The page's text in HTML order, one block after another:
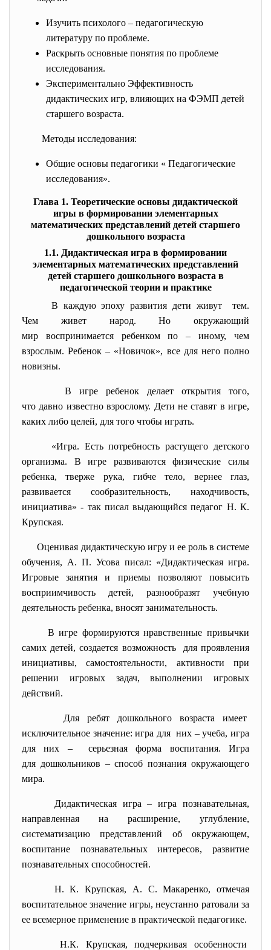
Изучить психолого – педагогическую
литературу по проблеме.
Раскрыть основные понятия по проблеме
исследования.
Экспериментально Эффективность
дидактических игр, влияющих на ФЭМП детей
старшего возраста.
Методы исследования:
Общие основы педагогики « Педагогические
исследования».
Глава 1. Теоретические основы дидактической
игры в формировании элементарных
математических представлений детей старшего
дошкольного возраста
1.1. Дидактическая игра в формировании
элементарных математических представлений
детей старшего дошкольного возраста в
педагогической теории и практике
В каждую эпоху развития дети живут тем.
Чем живет народ. Но окружающий
мир воспринимается ребенком по – иному, чем
взрослым. Ребенок – «Новичок», все для него полно
новизны.
В игре ребенок делает открытия того,
что давно известно взрослому. Дети не ставят в игре,
каких либо целей, для того чтобы играть.
«Игра. Есть потребность растущего детского
организма. В игре развиваются физические силы
ребенка, тверже рука, гибче тело, вернее глаз,
развивается сообразительность, находчивость,
инициатива» - так писал выдающийся педагог Н. К.
Крупская.
Оценивая дидактическую игру и ее роль в системе
обучения, А. П. Усова писал: «Дидактическая игра.
Игровые занятия и приемы позволяют повысить
восприимчивость детей, разнообразят учебную
деятельность ребенка, вносят занимательность.
В игре формируются нравственные привычки
самих детей, создается возможность для проявления
инициативы, самостоятельности, активности при
решении игровых задач, выполнении игровых
действий.
Для ребят дошкольного возраста имеет
исключительное значение: игра для них – учеба, игра
для них – серьезная форма воспитания. Игра
для дошкольников – способ познания окружающего
мира.
Дидактическая игра – игра познавательная,
направленная на расширение, углубление,
систематизацию представлений об окружающем,
воспитание познавательных интересов, развитие
познавательных способностей.
Н. К. Крупская, А. С. Макаренко, отмечая
воспитательное значение игры, неустанно ратовали за
ее всемерное применение в практической педагогике.
Н.К. Крупская, подчеркивая особенности